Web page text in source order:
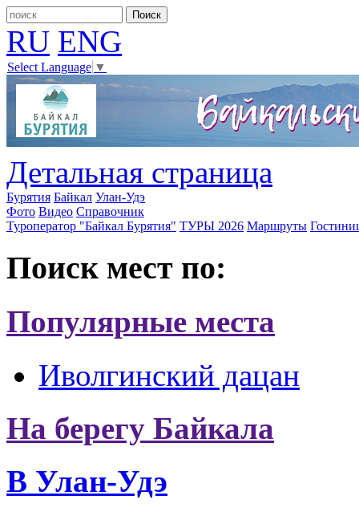
RU ENG
Select Language ▼
Детальная страница
Бурятия Байкал Улан-Удэ
Фото Видео Справочник
Туроператор "Байкал Бурятия" ТУРЫ 2026 Маршруты
Поиск мест по:
Популярные места
Иволгинский дацан
На берегу Байкала
В Улан-Удэ